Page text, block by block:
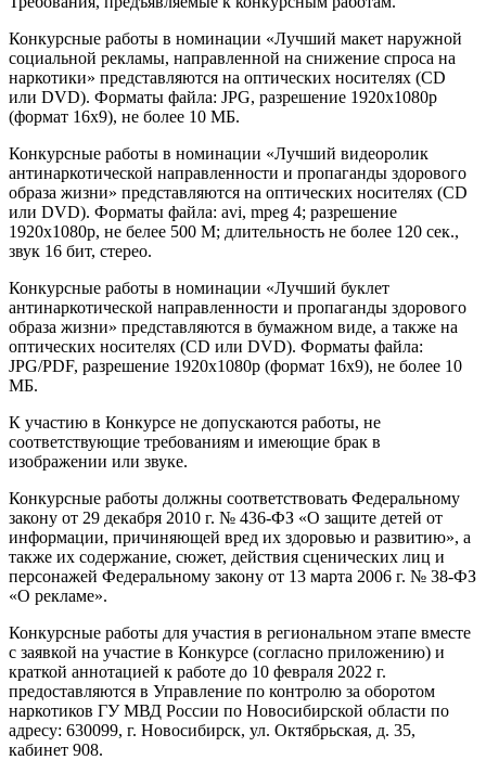
Конкурсные работы в номинации «Лучший макет наружной
социальной рекламы, направленной на снижение спроса на
наркотики» представляются на оптических носителях (CD
или DVD). Форматы файла: JPG, разрешение 1920х1080р
(формат 16х9), не более 10 МБ.
Конкурсные работы в номинации «Лучший видеоролик
антинаркотической направленности и пропаганды здорового
образа жизни» представляются на оптических носителях (CD
или DVD). Форматы файла: avi, mpeg 4; разрешение
1920х1080р, не белее 500 М; длительность не более 120 сек.,
звук 16 бит, стерео.
Конкурсные работы в номинации «Лучший буклет
антинаркотической направленности и пропаганды здорового
образа жизни» представляются в бумажном виде, а также на
оптических носителях (CD или DVD). Форматы файла:
JPG/PDF, разрешение 1920х1080р (формат 16х9), не более 10
МБ.
К участию в Конкурсе не допускаются работы, не
соответствующие требованиям и имеющие брак в
изображении или звуке.
Конкурсные работы должны соответствовать Федеральному
закону от 29 декабря 2010 г. № 436-ФЗ «О защите детей от
информации, причиняющей вред их здоровью и развитию», а
также их содержание, сюжет, действия сценических лиц и
персонажей Федеральному закону от 13 марта 2006 г. № 38-ФЗ
«О рекламе».
Конкурсные работы для участия в региональном этапе вместе
с заявкой на участие в Конкурсе (согласно приложению) и
краткой аннотацией к работе до 10 февраля 2022 г.
предоставляются в Управление по контролю за оборотом
наркотиков ГУ МВД России по Новосибирской области по
адресу: 630099, г. Новосибирск, ул. Октябрьская, д. 35,
кабинет 908.